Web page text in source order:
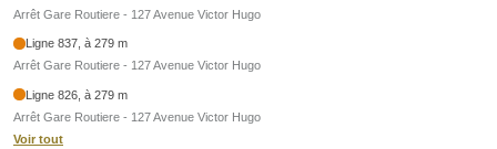
Arrêt Gare Routiere - 127 Avenue Victor Hugo
Ligne 837, à 279 m
Arrêt Gare Routiere - 127 Avenue Victor Hugo
Ligne 826, à 279 m
Arrêt Gare Routiere - 127 Avenue Victor Hugo
Voir tout